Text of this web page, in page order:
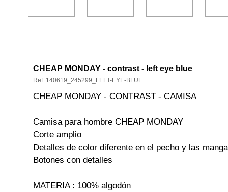
CHEAP MONDAY - contrast - left eye blue
Ref :140619_245299_LEFT-EYE-BLUE
CHEAP MONDAY - CONTRAST - CAMISA
Camisa para hombre CHEAP MONDAY
Corte amplio
Detalles de color diferente en el pecho y las
Botones con detalles
MATERIA : 100% algodón